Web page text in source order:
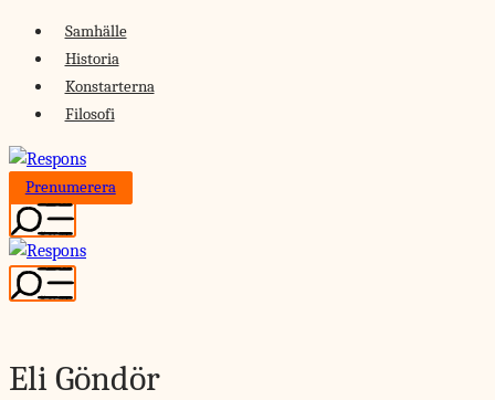
Skip
content
Samhälle
Historia
Konstarterna
Filosofi
Prenumerera
Eli Göndör